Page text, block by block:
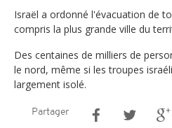
Israël a ordonné l'évacuation de
compris la plus grande ville du
Des centaines de milliers de
le nord, même si les troupes
largement isolé.
Partager